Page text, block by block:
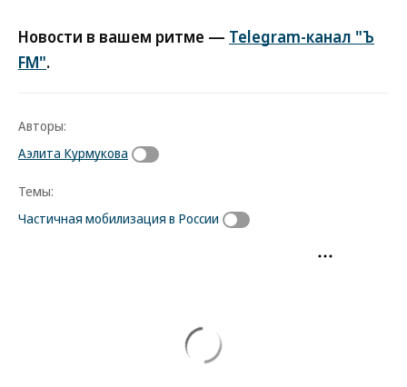
Новости в вашем ритме — Telegram-канал "Ъ
FM".
Авторы:
Аэлита Курмукова
Темы:
Частичная мобилизация в России